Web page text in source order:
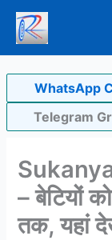
Skip
content
WhatsApp
Telegram
– बेटियों
तक, यहां